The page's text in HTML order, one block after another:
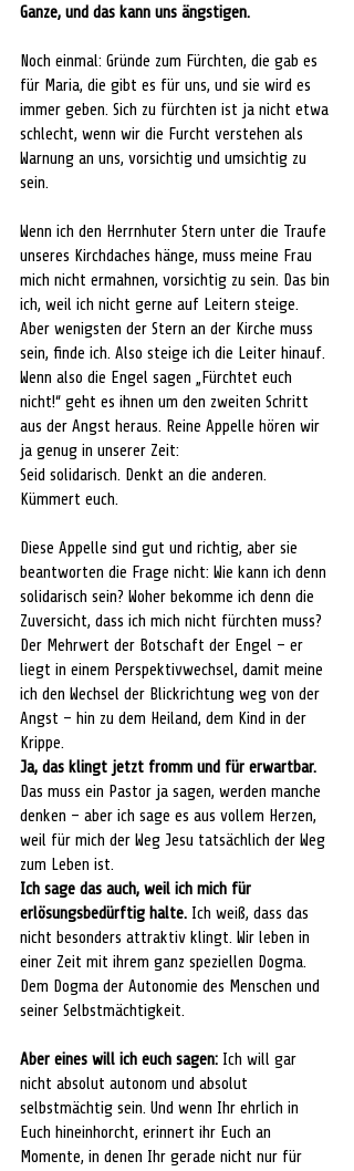
Ganze, und das kann uns ängstigen.
Noch einmal: Gründe zum Fürchten, die gab es
für Maria, die gibt es für uns, und sie wird es
immer geben. Sich zu fürchten ist ja nicht etwa
schlecht, wenn wir die Furcht verstehen als
Warnung an uns, vorsichtig und umsichtig zu
sein.
Wenn ich den Herrnhuter Stern unter die Traufe
unseres Kirchdaches hänge, muss meine Frau
mich nicht ermahnen, vorsichtig zu sein. Das bin
ich, weil ich nicht gerne auf Leitern steige.
Aber wenigsten der Stern an der Kirche muss
sein, finde ich. Also steige ich die Leiter hinauf.
Wenn also die Engel sagen „Fürchtet euch
nicht!“ geht es ihnen um den zweiten Schritt
aus der Angst heraus. Reine Appelle hören wir
ja genug in unserer Zeit:
Seid solidarisch. Denkt an die anderen.
Kümmert euch.
Diese Appelle sind gut und richtig, aber sie
beantworten die Frage nicht: Wie kann ich denn
solidarisch sein? Woher bekomme ich denn die
Zuversicht, dass ich mich nicht fürchten muss?
Der Mehrwert der Botschaft der Engel – er
liegt in einem Perspektivwechsel, damit meine
ich den Wechsel der Blickrichtung weg von der
Angst – hin zu dem Heiland, dem Kind in der
Krippe.
Ja, das klingt jetzt fromm und für erwartbar.
Das muss ein Pastor ja sagen, werden manche
denken – aber ich sage es aus vollem Herzen,
weil für mich der Weg Jesu tatsächlich der Weg
zum Leben ist.
Ich sage das auch, weil ich mich für
erlösungsbedürftig halte. Ich weiß, dass das
nicht besonders attraktiv klingt. Wir leben in
einer Zeit mit ihrem ganz speziellen Dogma.
Dem Dogma der Autonomie des Menschen und
seiner Selbstmächtigkeit.
Aber eines will ich euch sagen: Ich will gar
nicht absolut autonom und absolut
selbstmächtig sein. Und wenn Ihr ehrlich in
Euch hineinhorcht, erinnert ihr Euch an
Momente, in denen Ihr gerade nicht nur für